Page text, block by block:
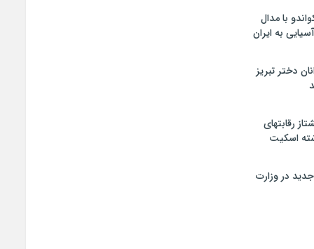
با مدال
به ایران
دختر تبریز
رقابتهای
اسکیت
در وزارت